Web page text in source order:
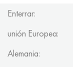
Enterrar:
unión Europea:
Alemania: